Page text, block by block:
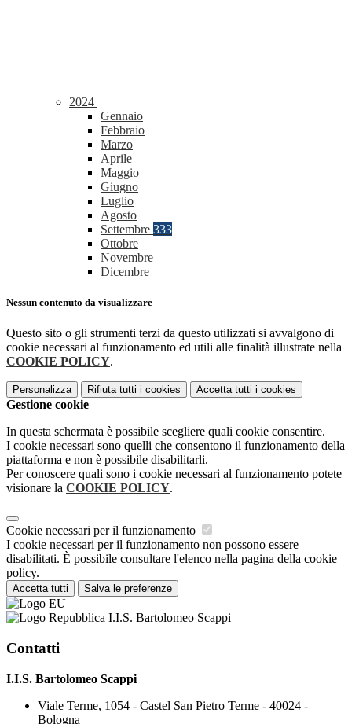
2024
Gennaio
Febbraio
Marzo
Aprile
Maggio
Giugno
Luglio
Agosto
Settembre 333
Ottobre
Novembre
Dicembre
Nessun contenuto da visualizzare
Questo sito o gli strumenti terzi da questo utilizzati si avvalgono di
cookie necessari al funzionamento ed utili alle finalità illustrate nella
COOKIE POLICY.
Personalizza Rifiuta tutti i cookies Accetta tutti i cookies
Gestione cookie
In questa schermata è possibile scegliere quali cookie consentire.
I cookie necessari sono quelli che consentono il funzionamento della
piattaforma e non è possibile disabilitarli.
Per conoscere quali sono i cookie necessari al funzionamento potete
visionare la COOKIE POLICY.
Cookie necessari per il funzionamento
I cookie necessari per il funzionamento non possono essere
disabilitati. È possibile consultare l'elenco nella pagina della cookie
policy.
Accetta tutti Salva le preferenze
I.I.S. Bartolomeo Scappi
Contatti
I.I.S. Bartolomeo Scappi
Viale Terme, 1054 - Castel San Pietro Terme - 40024 -
Bologna